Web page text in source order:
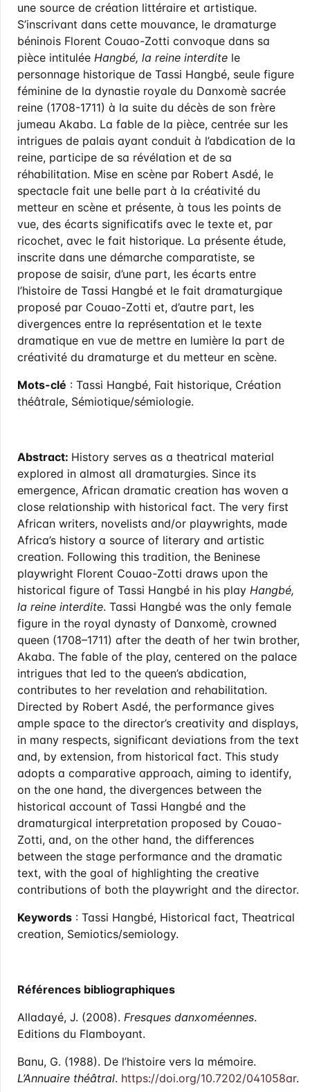
une source de création littéraire et artistique.
S’inscrivant dans cette mouvance, le dramaturge
béninois Florent Couao-Zotti convoque dans sa
pièce intitulée Hangbé, la reine interdite le
personnage historique de Tassi Hangbé, seule figure
féminine de la dynastie royale du Danxomè sacrée
reine (1708-1711) à la suite du décès de son frère
jumeau Akaba. La fable de la pièce, centrée sur les
intrigues de palais ayant conduit à l’abdication de la
reine, participe de sa révélation et de sa
réhabilitation. Mise en scène par Robert Asdé, le
spectacle fait une belle part à la créativité du
metteur en scène et présente, à tous les points de
vue, des écarts significatifs avec le texte et, par
ricochet, avec le fait historique. La présente étude,
inscrite dans une démarche comparatiste, se
propose de saisir, d’une part, les écarts entre
l’histoire de Tassi Hangbé et le fait dramaturgique
proposé par Couao-Zotti et, d’autre part, les
divergences entre la représentation et le texte
dramatique en vue de mettre en lumière la part de
créativité du dramaturge et du metteur en scène.
Mots-clé : Tassi Hangbé, Fait historique, Création
théâtrale, Sémiotique/sémiologie.
Abstract: History serves as a theatrical material
explored in almost all dramaturgies. Since its
emergence, African dramatic creation has woven a
close relationship with historical fact. The very first
African writers, novelists and/or playwrights, made
Africa’s history a source of literary and artistic
creation. Following this tradition, the Beninese
playwright Florent Couao-Zotti draws upon the
historical figure of Tassi Hangbé in his play Hangbé,
la reine interdite. Tassi Hangbé was the only female
figure in the royal dynasty of Danxomè, crowned
queen (1708–1711) after the death of her twin brother,
Akaba. The fable of the play, centered on the palace
intrigues that led to the queen’s abdication,
contributes to her revelation and rehabilitation.
Directed by Robert Asdé, the performance gives
ample space to the director’s creativity and displays,
in many respects, significant deviations from the text
and, by extension, from historical fact. This study
adopts a comparative approach, aiming to identify,
on the one hand, the divergences between the
historical account of Tassi Hangbé and the
dramaturgical interpretation proposed by Couao-
Zotti, and, on the other hand, the differences
between the stage performance and the dramatic
text, with the goal of highlighting the creative
contributions of both the playwright and the director.
Keywords : Tassi Hangbé, Historical fact, Theatrical
creation, Semiotics/semiology.
Références bibliographiques
Alladayé, J. (2008). Fresques danxoméennes.
Editions du Flamboyant.
Banu, G. (1988). De l’histoire vers la mémoire.
L’Annuaire théâtral. https://doi.org/10.7202/041058ar.